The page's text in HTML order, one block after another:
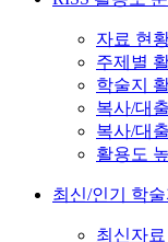
자료 현
주제별
학술지
복사/대
복사/대
활용도
최신/인기 학
최신자료